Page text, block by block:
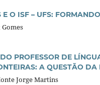
O ISF – UFS:
PROFESSOR DE
A QUESTÃO
Jorge Martins